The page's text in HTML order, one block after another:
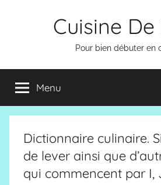
Cuisine De
Pour bien débuter en
Menu
Dictionnaire culinaire.
de lever ainsi que
qui commencent par I,